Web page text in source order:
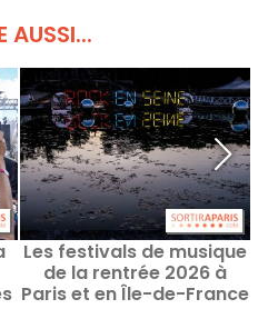
AUSSI...
Les festivals de musique
de la rentrée 2026 à
Paris et en Île-de-France